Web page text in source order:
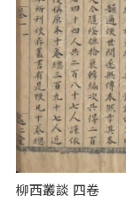
柳西叢談 四卷